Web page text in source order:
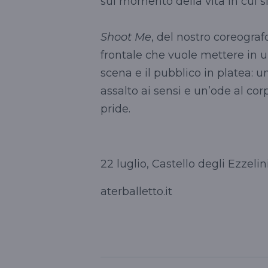
Shoot Me, del nostro
frontale che vuole mettere in
scena e il pubblico in platea:
assalto ai sensi e un’ode al
pride.
22 luglio, Castello degli
aterballetto.it